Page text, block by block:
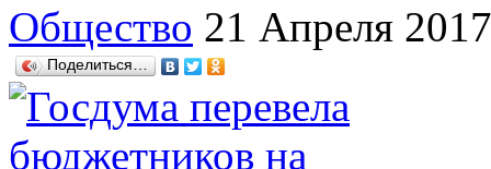
Общество 21 Апреля 2017
Поделиться…